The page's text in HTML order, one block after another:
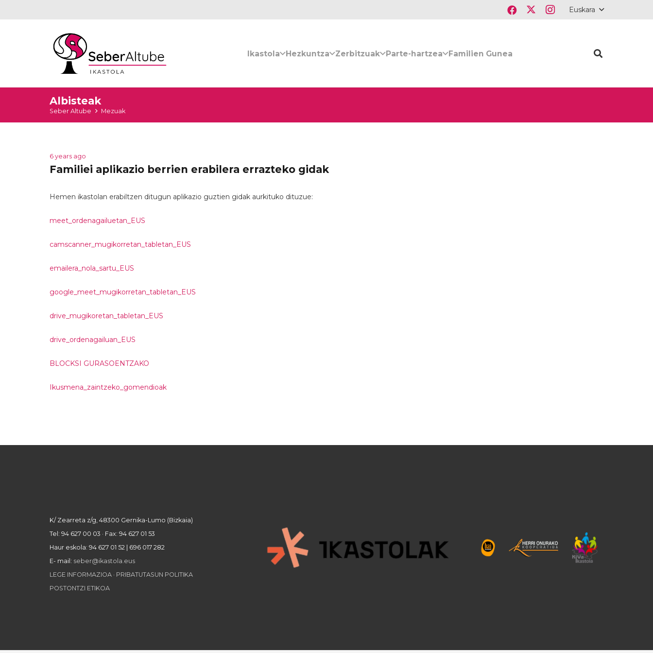
Euskara
Ikastola Hezkuntza Zerbitzuak Parte-hartzea Familien Gunea
Albisteak
Seber Altube Mezuak
6 years ago
Familiei aplikazio berrien erabilera errazteko gidak
Hemen ikastolan erabiltzen ditugun aplikazio guztien gidak aurkituko dituzue:
meet_ordenagailuetan_EUS
camscanner_mugikorretan_tabletan_EUS
emailera_nola_sartu_EUS
google_meet_mugikorretan_tabletan_EUS
drive_mugikoretan_tabletan_EUS
drive_ordenagailuan_EUS
BLOCKSI GURASOENTZAKO
Ikusmena_zaintzeko_gomendioak
K/ Zearreta z/g, 48300 Gernika-Lumo (Bizkaia)
Tel: 94 627 00 03 · Fax: 94 627 01 53
Haur eskola: 94 627 01 52 | 696 017 282
E- mail: seber@ikastola.eus
LEGE INFORMAZIOA · PRIBATUTASUN POLITIKA
POSTONTZI ETIKOA